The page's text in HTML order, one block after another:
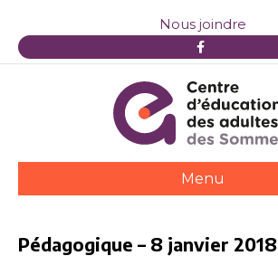
Nous joindre
F
a
e
b
o
o
k
Menu
Pédagogique – 8 janvier 2018